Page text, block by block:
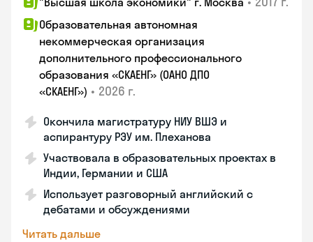
Образовательная автономная
некоммерческая организация
дополнительного профессионального
образования «СКАЕНГ» (ОАНО ДПО
«СКАЕНГ») • 2026 г.
Окончила магистратуру НИУ ВШЭ и
аспирантуру РЭУ им. Плеханова
Участвовала в образовательных проектах в
Индии, Германии и США
Использует разговорный английский с
дебатами и обсуждениями
Читать дальше